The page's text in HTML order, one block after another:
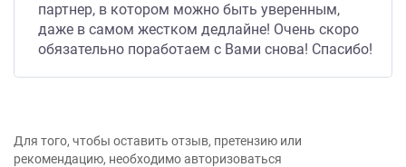
партнер, в котором можно быть уверенным,
даже в самом жестком дедлайне! Очень скоро
обязательно поработаем с Вами снова! Спасибо!
Для того, чтобы оставить отзыв, претензию или
рекомендацию, необходимо авторизоваться